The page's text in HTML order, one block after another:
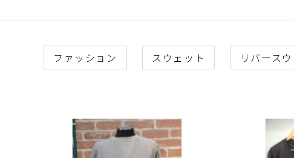
ファッション スウェット リバース